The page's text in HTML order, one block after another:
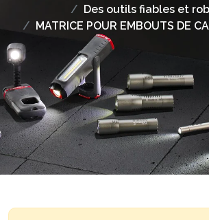
Des outils fiables et
MATRICE POUR EMBOUTS DE